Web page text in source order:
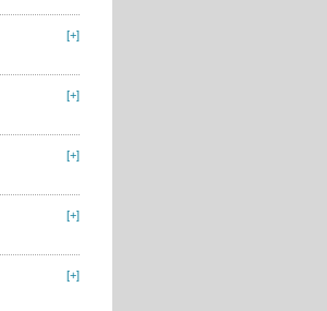
[+]
[+]
[+]
[+]
[+]